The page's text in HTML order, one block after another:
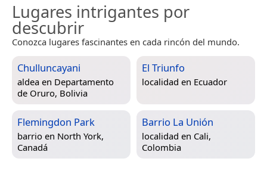
Lugares intrigantes por
descubrir
Conozca lugares fascinantes en cada rincón del mundo.
Chulluncayani
aldea en Departamento
de Oruro, Bolivia
El Triunfo
localidad en Ecuador
Flemingdon Park
barrio en North York,
Canadá
Barrio La Unión
localidad en Cali,
Colombia